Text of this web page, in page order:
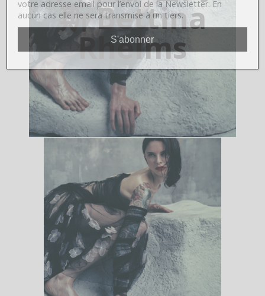
斯 Bettina
Rheims
votre adresse email pour l’envoi de la Newsletter. En
aucun cas elle ne sera transmise à un tiers.